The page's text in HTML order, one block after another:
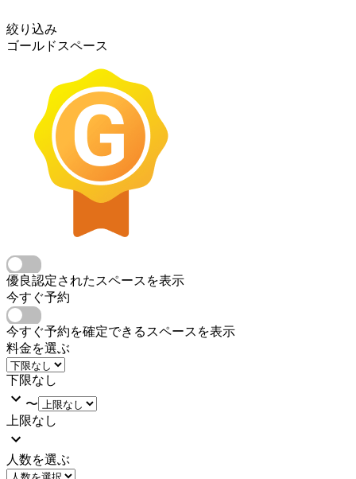
絞り込み
ゴールドスペース
優良認定されたスペースを表示
今すぐ予約
今すぐ予約を確定できるスペースを表示
料金を選ぶ
下限なし
〜
上限なし
人数を選ぶ